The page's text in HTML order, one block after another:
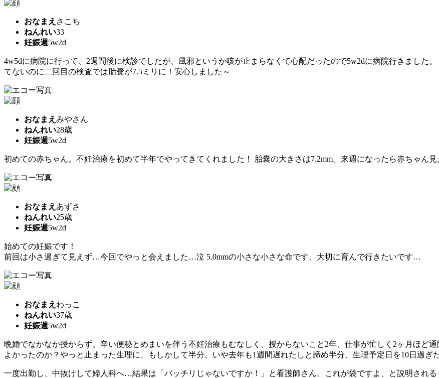
おなまえ さこち
ねんれい33
妊娠週5w2d
4w5dに病院に行って、2週間後に検診でしたが、風邪というか咳が止まらなくて心配だったので5w2dに病院行きました
てないのに二回目の検査では胎嚢が7.5ミリに！安心しました～
おなまえ みやさん
ねんれい28歳
妊娠週5w2d
初めての赤ちゃん。不妊治療を初めて半年でやってきてくれました！ 胎嚢の大きさは7.2mm。来週になったら赤ちゃん
おなまえ あずさ
ねんれい25歳
妊娠週5w2d
始めての妊娠です！
前回は小さ過ぎて見えず…今回でやっと会えました…泣 5.0mmの小さな小さな命です、大切に育んで行きたいです…
おなまえ わっこ
ねんれい37歳
妊娠週5w2d
晩婚でなかなか授からず、辛い便秘とめまいを伴う不妊治療もむなしく、授からないこと2年、仕事が忙しく2ヶ月ほど
よかったのか？やっと止まった生理に、もしかして半分、いや去年も1週間遅れたしと諦め半分、生理予定日を10日過ぎ
一度出勤し、中抜けして婦人科へ…結果は「バッチリじゃないですか！」と看護師さん。これが袋ですよ、と説明され